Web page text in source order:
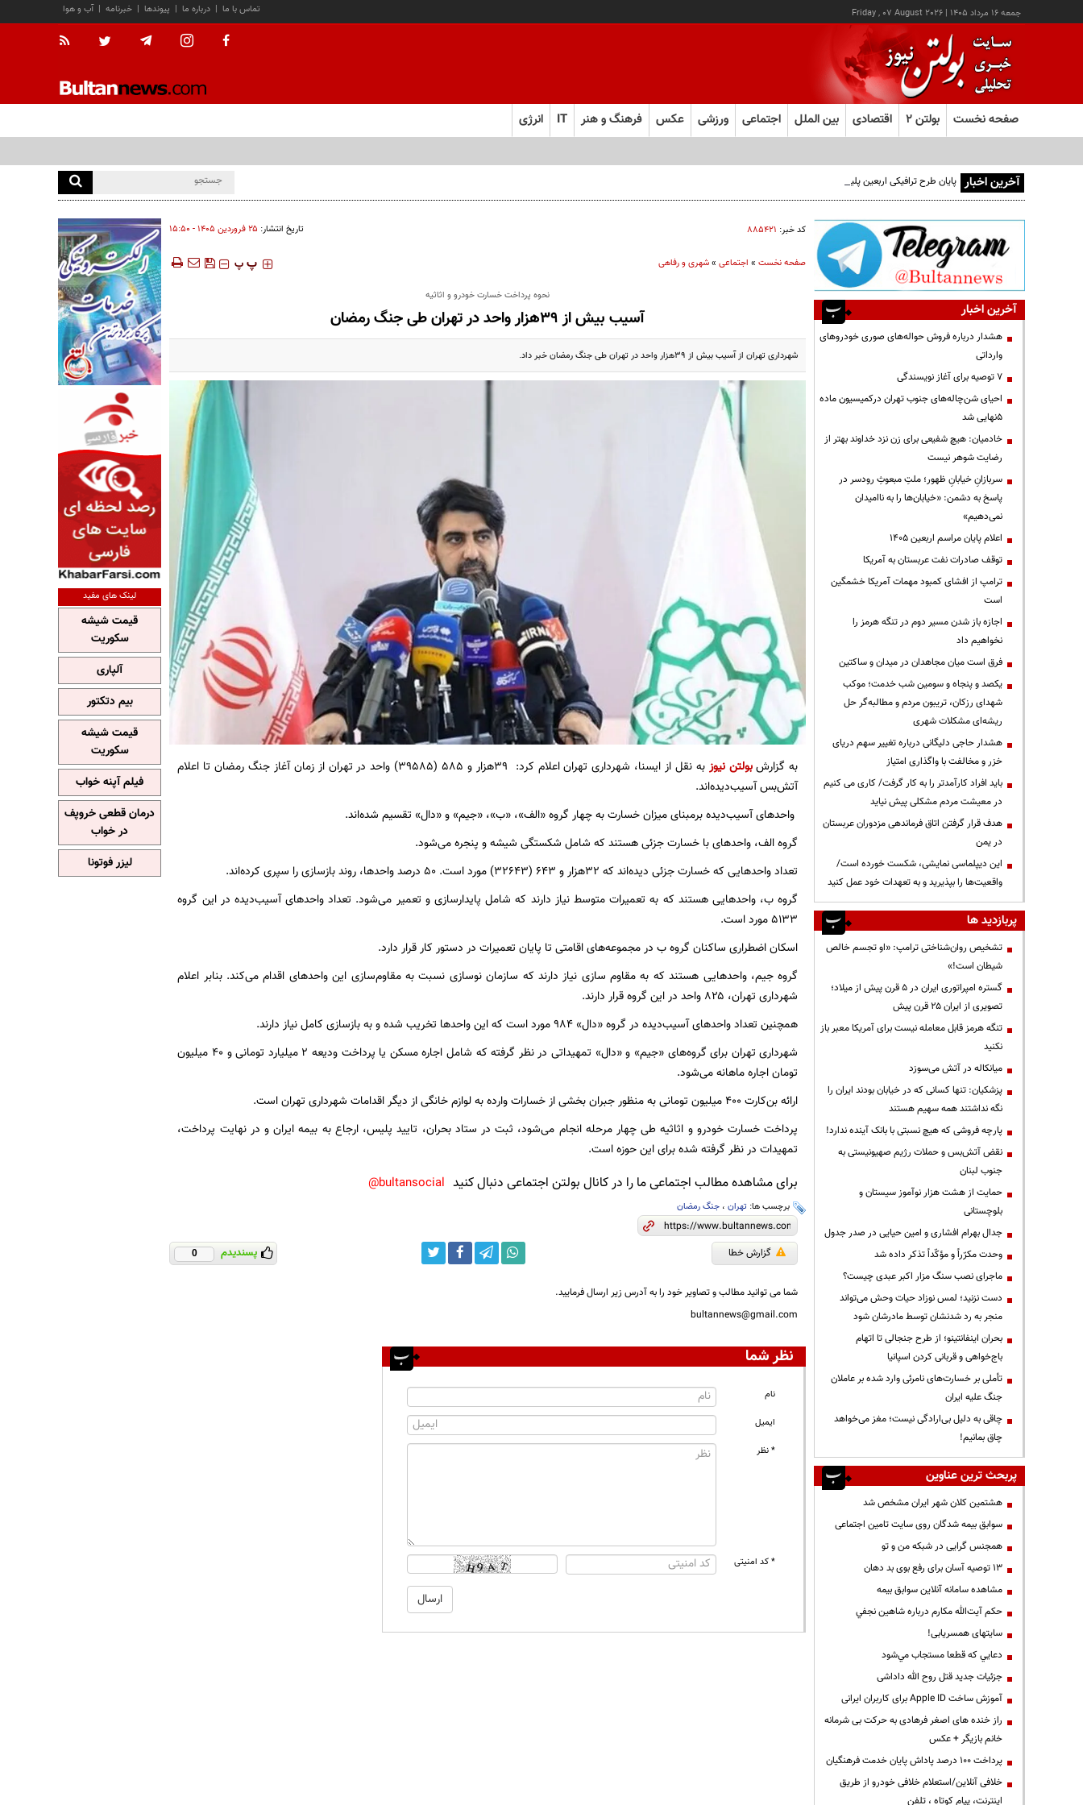
جمعه ۱۶ مرداد ۱۴۰۵ |
Friday , 07 August 2026 آب و هوا | خبرنامه | پیوندها | درباره ما | تماس با ما
صفحه نخست بولتن ۲ اقتصادی بین الملل اجتماعی ورزشی عکس فرهنگ و هنر IT انرژی
آخرین اخبار پایان طرح ترافیکی اربعین پلیس با ثبت ۶۷ میلیون تردد
کد خبر: ۸۸۵۴۲۱ تاریخ انتشار: ۲۵ فروردين ۱۴۰۵ - ۱۵:۵۰
صفحه نخست» اجتماعی»شهری و رفاهی ‍‍‍ پ پ
نحوه پرداخت خسارت خودرو و اثاثیه
آسیب‌ بیش از ۳۹هزار واحد در تهران طی جنگ رمضان
شهرداری تهران از آسیب‌ بیش از ۳۹هزار واحد در تهران طی جنگ رمضان خبر داد.
به گزارشبولتن نیوز
به نقل از ایسنا، شهرداری تهران اعلام کرد: ۳۹هزار و ۵۸۵ (۳۹۵۸۵) واحد در تهران از زمان آغاز جنگ رمضان تا اعلام
آتش‌بس آسیب‌دیده‌اند.
واحدهای آسیب‌دیده برمبنای میزان خسارت به چهار گروه «الف»، «ب»، «جیم» و «دال» تقسیم شده‌اند.
گروه الف، واحدهای با خسارت جزئی هستند که شامل شکستگی شیشه و پنجره می‌شود.
تعداد واحدهایی که خسارت جزئی دیده‌اند که ۳۲هزار و ۶۴۳ (۳۲۶۴۳) مورد است. ۵۰ درصد واحدها، روند بازسازی را سپری کرده‌اند.
گروه ب، واحدهایی هستند که به تعمیرات متوسط نیاز دارند که شامل پایدارسازی و تعمیر می‌شود. تعداد واحدهای آسیب‌دیده در این گروه
۵۱۳۳ مورد است.
اسکان اضطراری ساکنان گروه ب در مجموعه‌های اقامتی تا پایان تعمیرات در دستور کار قرار دارد.
گروه جیم، واحدهایی هستند که به مقاوم سازی نیاز دارند که سازمان نوسازی نسبت به مقاوم‌سازی این واحدهای اقدام می‌کند. بنابر اعلام
شهرداری تهران، ۸۲۵ واحد در این گروه قرار دارند.
همچنین تعداد واحدهای آسیب‌دیده در گروه «دال» ۹۸۴ مورد است که این واحدها تخریب شده و به بازسازی کامل نیاز دارند.
شهرداری تهران برای گروه‌های «جیم» و «دال» تمهیداتی در نظر گرفته که شامل اجاره مسکن یا پرداخت ودیعه ۲ میلیارد تومانی و ۴۰ میلیون
تومان اجاره ماهانه می‌شود.
ارائه بن‌کارت ۴۰۰ میلیون تومانی به منظور جبران بخشی از خسارات وارده به لوازم خانگی از دیگر اقدامات شهرداری تهران است.
پرداخت خسارت خودرو و اثاثیه طی چهار مرحله انجام می‌شود، ثبت در ستاد بحران، تایید پلیس، ارجاع به بیمه ایران و در نهایت پرداخت،
تمهیدات در نظر گرفته شده برای این حوزه است.
برای مشاهده مطالب اجتماعی ما را در کانال بولتن اجتماعی دنبال کنید bultansocial@
برچسب ها: تهران، جنگ رمضان
گزارش خطا پسندیدم 0
شما می توانید مطالب و تصاویر خود را به آدرس زیر ارسال فرمایید.
bultannews@gmail.com
نظر شما
نام
ایمیل
* نظر
* کد امنیتی
آخرین اخبار
هشدار درباره فروش حواله‌های صوری خودروهای
وارداتی
۷ توصیه برای آغاز نویسندگی
احیای شن‌چاله‌های جنوب تهران درکمیسیون ماده
۵نهایی شد
خادمیان: هیچ شفیعی برای زن نزد خداوند بهتر از
رضایت شوهر نیست
سربازانِ خیابانِ ظهور؛ ملتِ مبعوثِ رودسر در
پاسخ به دشمن: «خیابان‌ها را به ناامیدان
نمی‌دهیم»
اعلام پایان مراسم اربعین ۱۴۰۵
توقف صادرات نفت عربستان به آمریکا
ترامپ از افشای کمبود مهمات آمریکا خشمگین
است
اجازه باز شدن مسیر دوم در تنگه هرمز را
نخواهیم داد
فرق است میان مجاهدان در میدان و ساکتین
یکصد و پنجاه و سومین شب خدمت؛ موکب
شهدای رزکان، تریبون مردم و مطالبه‌گر حل
ریشه‌ای مشکلات شهری
هشدار حاجی دلیگانی درباره تغییر سهم دریای
خزر و مخالفت با واگذاری امتیاز
باید افراد کارآمدتر را به کار گرفت/ کاری می کنیم
در معیشت مردم مشکلی پیش نیاید
هدف قرار گرفتن اتاق‌ فرماندهی مزدوران عربستان
در یمن
این دیپلماسی نمایشی، شکست خورده است/
واقعیت‌ها را بپذیرید و به تعهدات خود عمل کنید
پربازدید ها
تشخیص روان‌شناختی ترامپ: «او تجسم خالص
شیطان است!»
گستره امپراتوری ایران در ۵ قرن پیش از میلاد؛
تصویری از ایران ۲۵ قرن پیش
تنگه هرمز قابل معامله نیست برای آمریکا معبر باز
نکنید
میانکاله در آتش می‌سوزد
پزشکیان: تنها کسانی که در خیابان بودند ایران را
نگه نداشتند همه سهیم هستند
پارچه فروشی که هیچ نسبتی با بانک آینده ندارد!
نقض آتش‌بس و حملات رژیم صهیونیستی به
جنوب لبنان
حمایت از هشت هزار نوآموز سیستان و
بلوچستانی
جدال بهرام افشاری و امین حیایی در صدر جدول
وحدت مکرّراً و مؤکّداً تذکر داده شد
ماجرای نصب سنگ مزار اکبر عبدی چیست؟
دست نزنید؛ لمس نوزاد حیات وحش می‌تواند
منجر به رد شدنشان توسط مادرشان شود
بحران اینفانتینو؛ از طرح جنجالی تا اتهام
باج‌خواهی و قربانی کردن اسپانیا
تأملی بر خسارت‌های نامرئی وارد شده بر عاملان
جنگ علیه ایران
چاقی به دلیل بی‌ارادگی نیست؛ مغز می‌خواهد
چاق بمانیم!
پربحث ترین عناوین
هشتمین کلان شهر ایران مشخص شد
سوابق بیمه شدگان روی سایت تامین اجتماعی
همجنس گرایی در شبکه من و تو
13 توصیه آسان برای رفع بوی بد دهان
مشاهده سامانه آنلاين سوابق بیمه
حكم آيت‌الله مكارم درباره شاهين نجفي
سایتهای همسریابی!
دعايي كه قطعا مستجاب مي‌شود
جزئیات جدید قتل روح الله داداشی
آموزش ساخت Apple ID برای کاربران ایرانی
راز خنده های اصغر فرهادی به حرکت بی شرمانه
خانم بازیگر + عکس
پرداخت ۱۰۰ درصد پاداش پایان خدمت فرهنگیان
خلافی آنلاین/استعلام خلافی خودرو از طریق
اینترنت، پیام کوتاه ، تلفن
لینک های مفید
قیمت شیشه
سکوریت
آلپاری
بیم دتکتور
قیمت شیشه
سکوریت
فیلم آپنه خواب
درمان قطعی خروپف
در خواب
لیزر فوتونا